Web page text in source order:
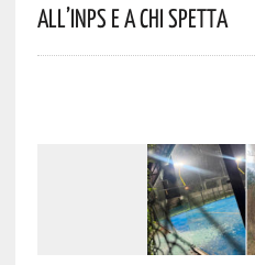
All’INPS E A Chi Spetta